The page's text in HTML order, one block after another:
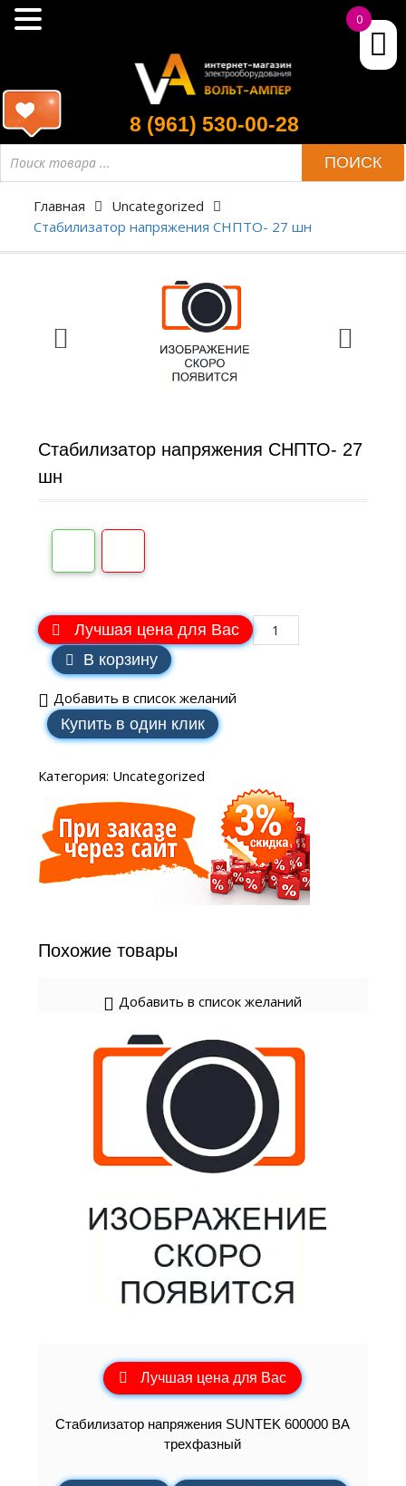
8 (961) 530-00-28
ПОИСК
Главная
Uncategorized
Стабилизатор напряжения СНПТО- 27 шн
Стабилизатор напряжения СНПТО- 27
шн
Лучшая цена для Вас
В корзину
Добавить в список желаний
Купить в один клик
Категория: Uncategorized
Похожие товары
Добавить в список желаний
Лучшая цена для Вас
Стабилизатор напряжения SUNTEK 600000 ВА
трехфазный
0